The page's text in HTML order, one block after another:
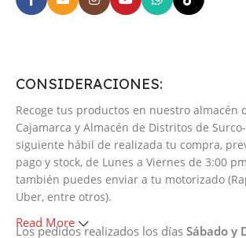
CONSIDERACIONES:
Recoge tus productos en nuestro almacén
Cajamarca y Almacén de Distritos de
siguiente hábil de realizada tu compra,
pago y stock, de Lunes a Viernes de 3:00
también puedes enviar a tu motorizado
Uber, entre otros).
Los pedidos realizados los días Sábado y
Read More